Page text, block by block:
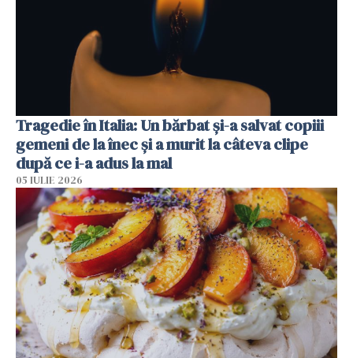
Tragedie în Italia: Un bărbat și-a salvat copiii
gemeni de la înec și a murit la câteva clipe
după ce i-a adus la mal
05 IULIE 2026